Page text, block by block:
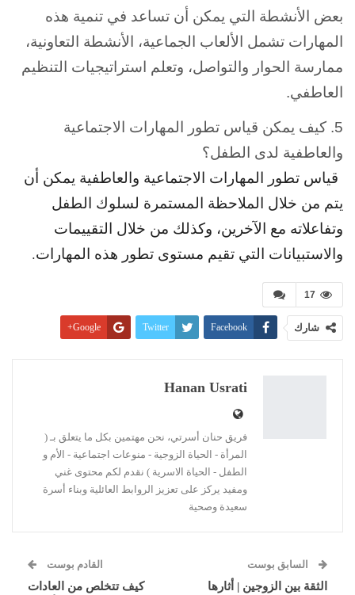
بعض الأنشطة التي يمكن أن تساعد في تنمية هذه
المهارات تشمل الألعاب الجماعية، الأنشطة التعاونية،
ممارسة الحوار والتواصل، وتعلم استراتيجيات التنظيم
العاطفي.
5. كيف يمكن قياس تطور المهارات الاجتماعية
والعاطفية لدى الطفل؟
قياس تطور المهارات الاجتماعية والعاطفية يمكن أن
يتم من خلال الملاحظة المستمرة لسلوك الطفل
وتفاعلاته مع الآخرين، وكذلك من خلال التقييمات
والاستبيانات التي تقيم مستوى تطور هذه المهارات.
17
شارك Facebook
Twitter
Google+
Linkedin
Hanan Usrati
فريق حنان أسرتي، نحن مهتمين بكل ما يتعلق بـ (
المرأة - الحياة الزوجية - منوعات اجتماعية - الأم و
الطفل - الحياة الاسرية ) نقدم لكم محتوى غني
ومفيد يركز على تعزيز الروابط العائلية وبناء أسرة
سعيدة وصحية
السابق بوست
الثقة بين الزوجين | أثارها
القادم بوست
كيف تتخلص من العادات